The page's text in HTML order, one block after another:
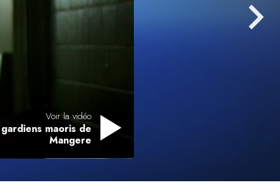
L’échelle des tons émotionnels
La raison de l’oppression
Voir la vidéo
maoris de
Mangere